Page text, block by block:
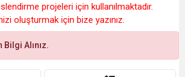
projeleri için kullanılmaktadır.
oluşturmak için bize yazınız.
Alınız.